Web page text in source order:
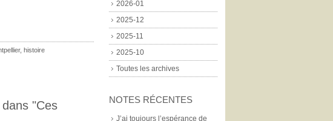
2026-01
2025-12
2025-11
2025-10
Toutes les archives
NOTES RÉCENTES
J’ai toujours l’espérance de
, histoire
"Ces